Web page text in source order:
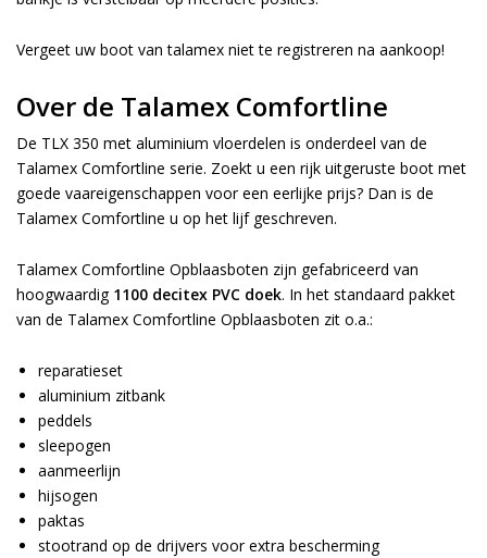
Vergeet uw boot van talamex niet te registreren na aankoop!
Over de Talamex Comfortline
De TLX 350 met aluminium vloerdelen is onderdeel van de
Talamex Comfortline serie. Zoekt u een rijk uitgeruste boot met
goede vaareigenschappen voor een eerlijke prijs? Dan is de
Talamex Comfortline u op het lijf geschreven.
Talamex Comfortline Opblaasboten zijn gefabriceerd van
hoogwaardig 1100 decitex PVC doek. In het standaard pakket
van de Talamex Comfortline Opblaasboten zit o.a.:
reparatieset
aluminium zitbank
peddels
sleepogen
aanmeerlijn
hijsogen
paktas
stootrand op de drijvers voor extra bescherming